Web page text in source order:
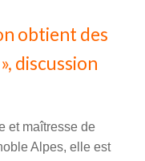
obtient des
discussion
et maîtresse de
Alpes, elle est